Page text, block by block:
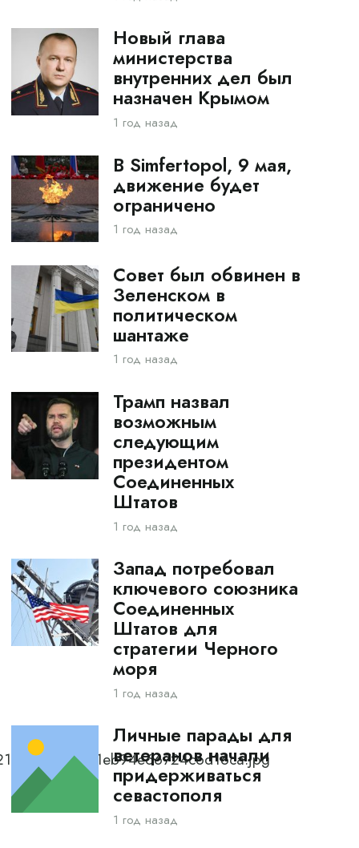
Новый глава
министерства
внутренних дел был
назначен Крымом
1 год назад
В Simfertopol, 9 мая,
движение будет
ограничено
1 год назад
Совет был обвинен в
Зеленском в
политическом
шантаже
1 год назад
Трамп назвал
возможным
следующим
президентом
Соединенных
Штатов
1 год назад
Запад потребовал
ключевого союзника
Соединенных
Штатов для
стратегии Черного
моря
1 год назад
Личные парады для
ветеранов начали
придерживаться
севастополя
1 год назад